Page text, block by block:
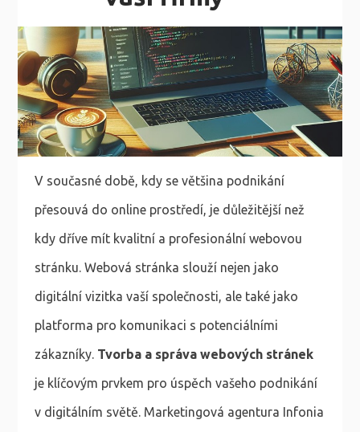
V současné době, kdy se většina podnikání
přesouvá do online prostředí, je důležitější než
kdy dříve mít kvalitní a profesionální webovou
stránku. Webová stránka slouží nejen jako
digitální vizitka vaší společnosti, ale také jako
platforma pro komunikaci s potenciálními
zákazníky. Tvorba a správa webových stránek
je klíčovým prvkem pro úspěch vašeho podnikání
v digitálním světě. Marketingová agentura Infonia